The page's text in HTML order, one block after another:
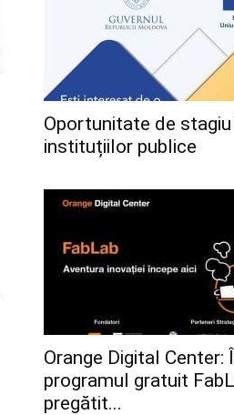
Oportunitate de
instituțiilor publice
Orange Digital Center:
programul gratuit
pregătit...